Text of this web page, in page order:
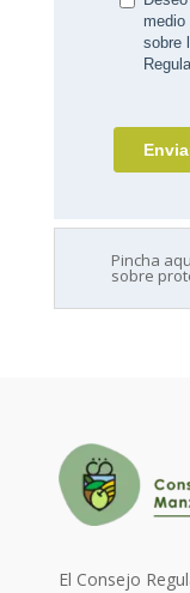
Pincha
sobre
El Consejo